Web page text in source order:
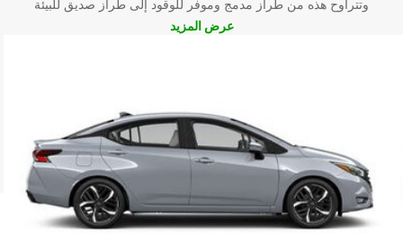
وتتراوح هذه من طراز مدمج وموفر للوقود إلى طراز صديق للبيئة
عرض المزيد